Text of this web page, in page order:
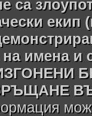
са
екип
на имена